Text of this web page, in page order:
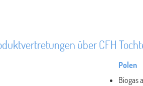
über CFH
Polen
Biogas